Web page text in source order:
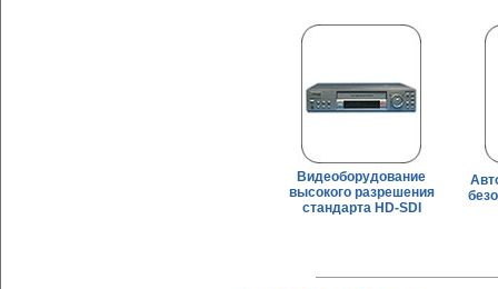
Видеоборудование
высокого разрешения
стандарта HD-SDI